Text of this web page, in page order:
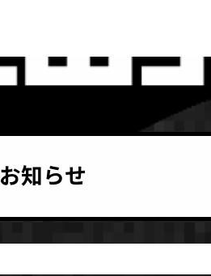
お知らせ